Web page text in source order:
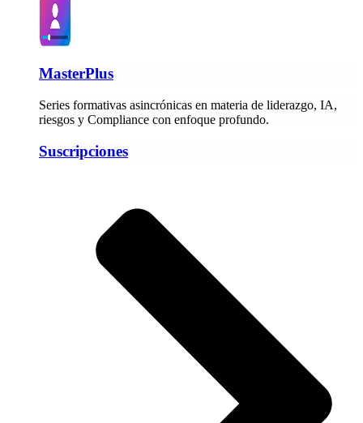
MasterPlus
Series formativas asincrónicas en materia de liderazgo, IA,
riesgos y Compliance con enfoque profundo.
Suscripciones